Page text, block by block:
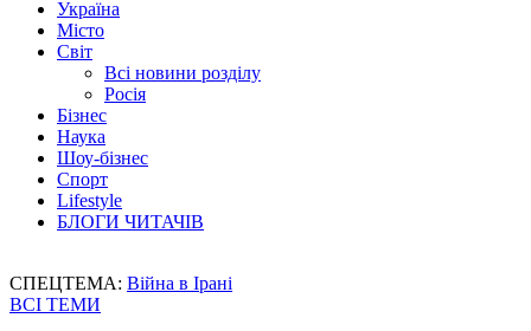
Україна
Місто
Світ
Всі новини розділу
Росія
Бізнес
Наука
Шоу-бізнес
Спорт
Lifestyle
БЛОГИ ЧИТАЧІВ
СПЕЦТЕМА: Війна в Ірані
ВСІ ТЕМИ